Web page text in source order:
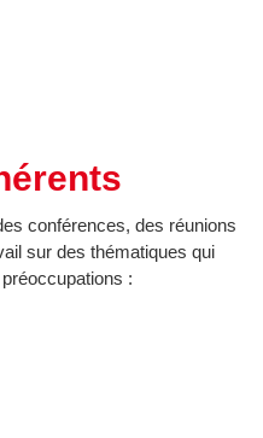
conférences, des réunions
sur des thématiques qui
: